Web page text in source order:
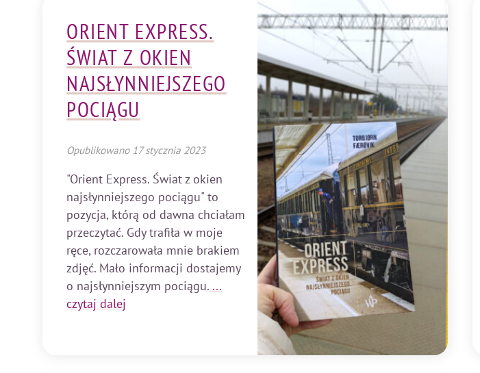
ORIENT EXPRESS.
ŚWIAT Z OKIEN
NAJSŁYNNIEJSZEGO
POCIĄGU
Opublikowano 17 stycznia 2023
"Orient Express. Świat z okien
najsłynniejszego pociągu" to
pozycja, którą od dawna chciałam
przeczytać. Gdy trafiła w moje
ręce, rozczarowała mnie brakiem
zdjęć. Mało informacji dostajemy
o najsłynniejszym pociągu. ...
czytaj dalej